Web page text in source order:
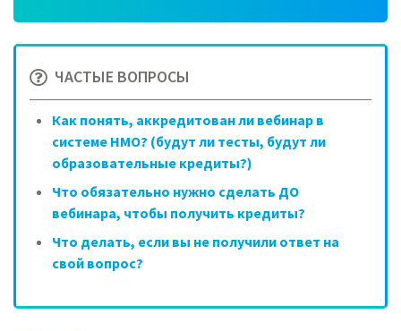
ЧАСТЫЕ ВОПРОСЫ
Как понять, аккредитован ли вебинар в
системе НМО? (будут ли тесты, будут ли
образовательные кредиты?)
Что обязательно нужно сделать ДО
вебинара, чтобы получить кредиты?
Что делать, если вы не получили ответ на
свой вопрос?